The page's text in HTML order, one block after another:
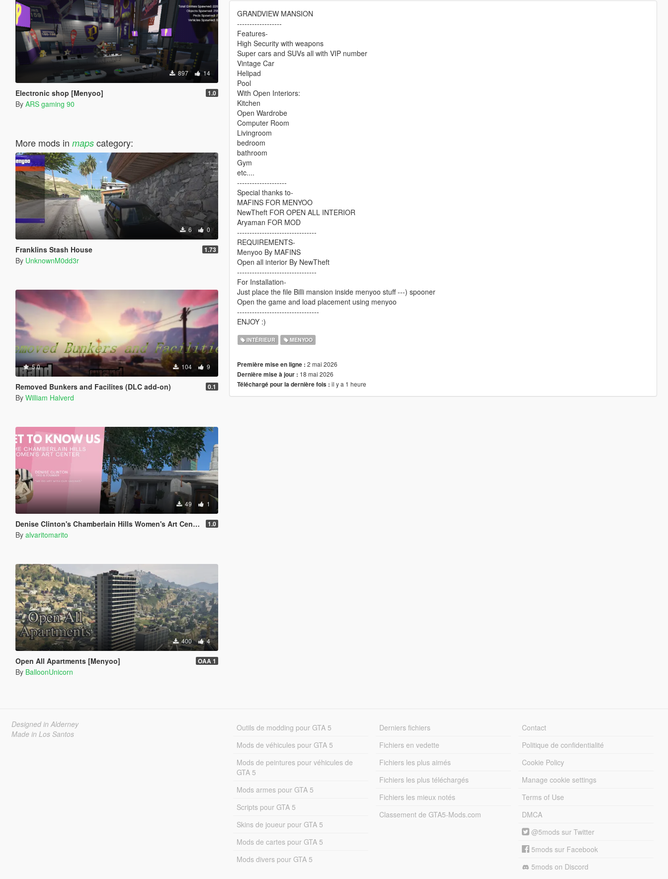
897 14
Electronic shop [Menyoo] 1.0
By ARS gaming 90
More mods in mapscategory:
6 0
Franklins Stash House 1.73
By UnknownM0dd3r
5.0 104 9
Removed Bunkers and Facilites (DLC add-on) 0.1
By William Halverd
49 1
Denise Clinton's Chamberlain Hills Women's Art Center 1.0
By alvaritomarito
400 4
Open All Apartments [Menyoo] OAA 1
By BalloonUnicorn
GRANDVIEW MANSION
------------------
Features-
High Security with weapons
Super cars and SUVs all with VIP number
Vintage Car
Helipad
Pool
With Open Interiors:
Kitchen
Open Wardrobe
Computer Room
Livingroom
bedroom
bathroom
Gym
etc....
--------------------
Special thanks to-
MAFINS FOR MENYOO
NewTheft FOR OPEN ALL INTERIOR
Aryaman FOR MOD
--------------------------------
REQUIREMENTS-
Menyoo By MAFINS
Open all interior By NewTheft
--------------------------------
For Installation-
Just place the file Billi mansion inside menyoo stuff ---) spooner
Open the game and load placement using menyoo
---------------------------------
ENJOY :)
INTÉRIEUR MENYOO
Première mise en ligne : 2 mai 2026
Dernière mise à jour : 18 mai 2026
Téléchargé pour la dernière fois : il y a 1 heure
Designed in Alderney
Made in Los Santos
Outils de modding pour GTA 5
Mods de véhicules pour GTA 5
Mods de peintures pour véhicules de
GTA 5
Mods armes pour GTA 5
Scripts pour GTA 5
Skins de joueur pour GTA 5
Mods de cartes pour GTA 5
Mods divers pour GTA 5
Derniers fichiers
Fichiers en vedette
Fichiers les plus aimés
Fichiers les plus téléchargés
Fichiers les mieux notés
Classement de GTA5-Mods.com
Contact
Politique de confidentialité
Cookie Policy
Manage cookie settings
Terms of Use
DMCA
@5mods sur Twitter
5mods sur Facebook
5mods on Discord